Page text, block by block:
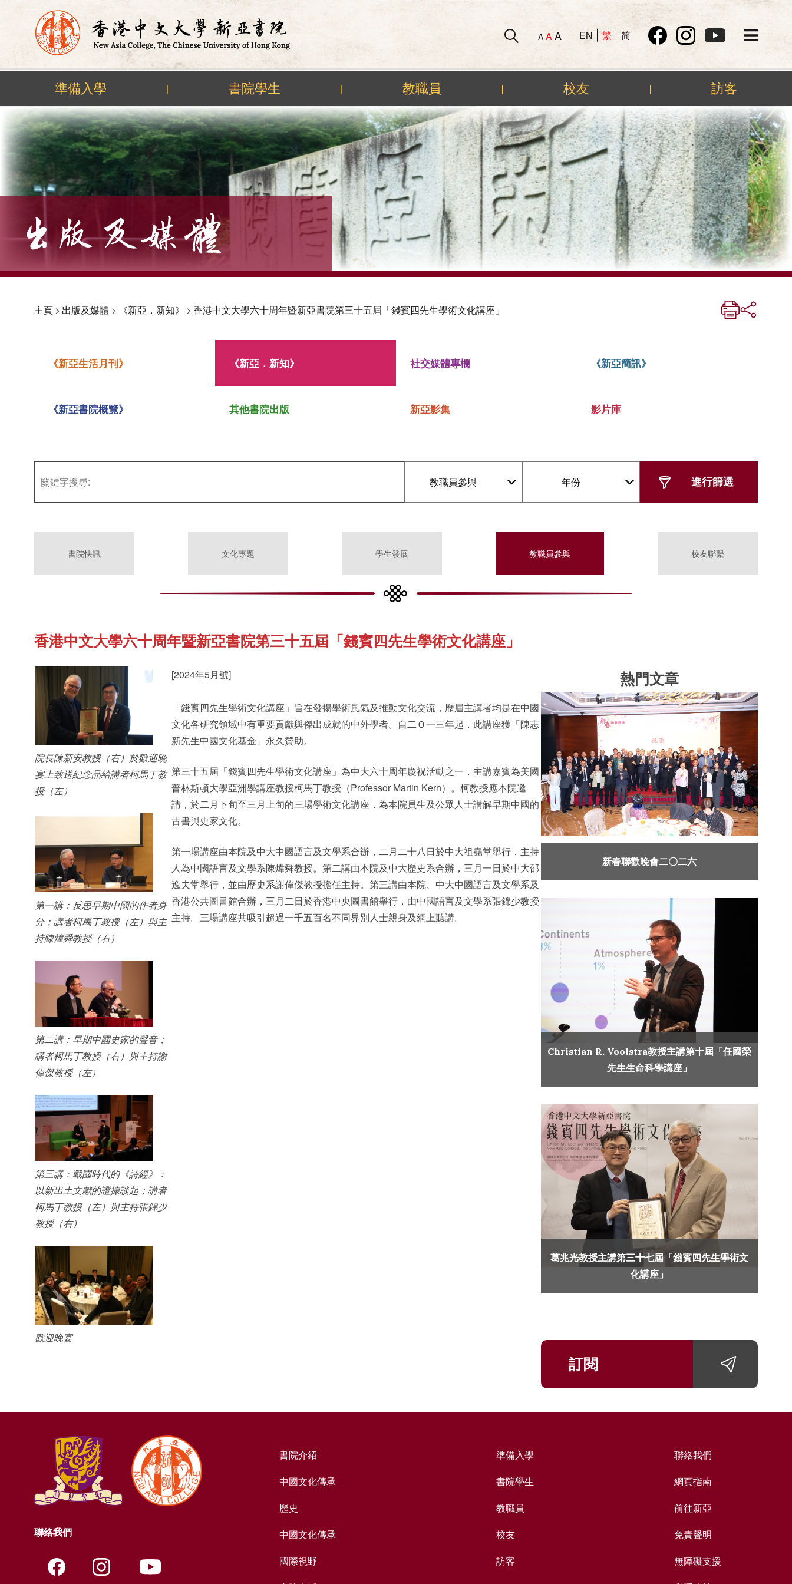
Skip
content
A AA EN 繁 简
準備入學 | 書院學生 | 教職員 | 校友 | 訪客
主頁> 出版及媒體 > 《新亞．新知》 > 香港中文大學六十周年暨新亞書院第三十五屆「錢賓四先生學術文化講座」
《新亞生活月刊》 《新亞．新知》 社交媒體專欄 《新亞簡訊》
《新亞書院概覽》 其他書院出版 新亞影集 影片庫
教職員參與 年份
書院快訊 文化專題 學生發展 教職員參與 校友聯繫
香港中文大學六十周年暨新亞書院第三十五屆「錢賓四先生學術文化講座」
院長陳新安教授（右）於歡迎晚
宴上致送紀念品給講者柯馬丁教
授（左）
第一講：反思早期中國的作者身
分；講者柯馬丁教授（左）與主
持陳煒舜教授（右）
第二講：早期中國史家的聲音；
講者柯馬丁教授（右）與主持謝
偉傑教授（左）
第三講：戰國時代的《詩經》：
以新出土文獻的證據談起；講者
柯馬丁教授（左）與主持張錦少
教授（右）
歡迎晚宴
[2024年5月號]
「錢賓四先生學術文化講座」旨在發揚學術風氣及推動文化交流，歷屆主講者均是在中國
文化各研究領域中有重要貢獻與傑出成就的中外學者。自二Ｏ一三年起，此講座獲「陳志
新先生中國文化基金」永久贊助。
第三十五屆「錢賓四先生學術文化講座」為中大六十周年慶祝活動之一，主講嘉賓為美國
普林斯頓大學亞洲學講座教授柯馬丁教授（Professor Martin Kern）。柯教授應本院邀
請，於二月下旬至三月上旬的三場學術文化講座，為本院員生及公眾人士講解早期中國的
古書與史家文化。
第一場講座由本院及中大中國語言及文學系合辦，二月二十八日於中大祖堯堂舉行，主持
人為中國語言及文學系陳煒舜教授。第二講由本院及中大歷史系合辦，三月一日於中大邵
逸夫堂舉行，並由歷史系謝偉傑教授擔任主持。第三講由本院、中大中國語言及文學系及
香港公共圖書館合辦，三月二日於香港中央圖書館舉行，由中國語言及文學系張錦少教授
主持。三場講座共吸引超過一千五百名不同界別人士親身及網上聽講。
熱門文章
新春聯歡晚會二〇二六
Christian R. Voolstra教授主講第十屆「任國榮
先生生命科學講座」
葛兆光教授主講第三十七屆「錢賓四先生學術文
化講座」
訂閱
聯絡我們
書院介紹
中國文化傳承
歷史
中國文化傳承
國際視野
準備入學
書院學生
教職員
校友
訪客
聯絡我們
網頁指南
前往新亞
免責聲明
無障礙支援